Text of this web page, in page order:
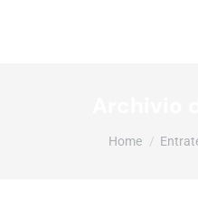
Tu sei qui:
Home